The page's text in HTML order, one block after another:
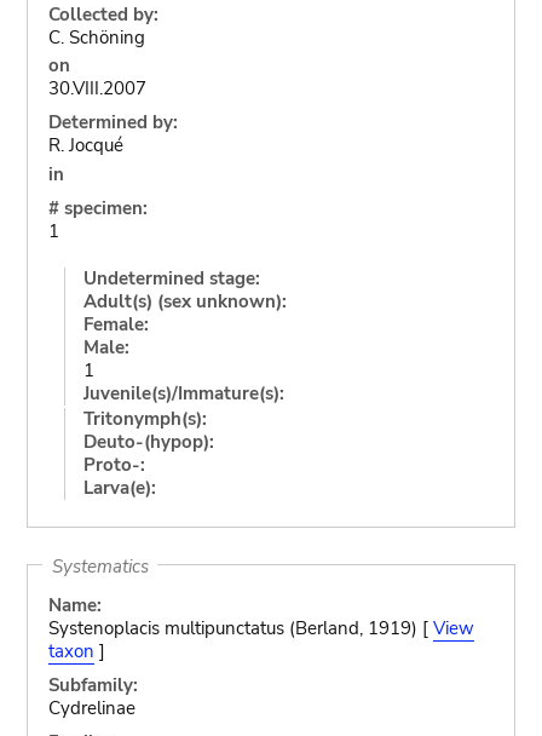
Collected by:
C. Schöning
on
30.VIII.2007
Determined by:
R. Jocqué
in
# specimen:
1
Undetermined stage:
Adult(s) (sex unknown):
Female:
Male:
1
Juvenile(s)/Immature(s):
Tritonymph(s):
Deuto-(hypop):
Proto-:
Larva(e):
Systematics
Name:
Systenoplacis multipunctatus (Berland, 1919) [ View
taxon ]
Subfamily:
Cydrelinae